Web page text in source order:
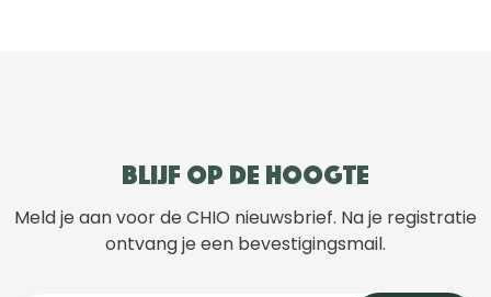
Blijf op de hoogte
Meld je aan voor de CHIO nieuwsbrief. Na je registratie
ontvang je een bevestigingsmail.